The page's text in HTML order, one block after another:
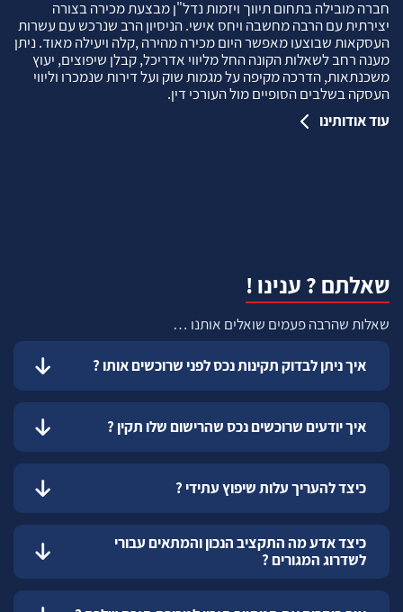
חברה מובילה בתחום תיווך ויזמות נדל"ן מבצעת מכירה בצורה
יצירתית עם הרבה מחשבה ויחס אישי. הניסיון הרב שנרכש עם עשרות
העסקאות שבוצעו מאפשר היום מכירה מהירה ,קלה ויעילה מאוד. ניתן
מענה רחב לשאלות הקונה החל מליווי אדריכל, קבלן שיפוצים, יעוץ
משכנתאות, הדרכה מקיפה על מגמות שוק ועל דירות שנמכרו וליווי
העסקה בשלבים הסופיים מול העורכי דין.
עוד אודותינו
שאלתם ? ענינו !
שאלות שהרבה פעמים שואלים אותנו …
איך ניתן לבדוק תקינות נכס לפני שרוכשים אותו ?
איך יודעים שרוכשים נכס שהרישום שלו תקין ?
כיצד להעריך עלות שיפוץ עתידי ?
כיצד אדע מה התקציב הנכון והמתאים עבורי
לשדרוג המגורים ?